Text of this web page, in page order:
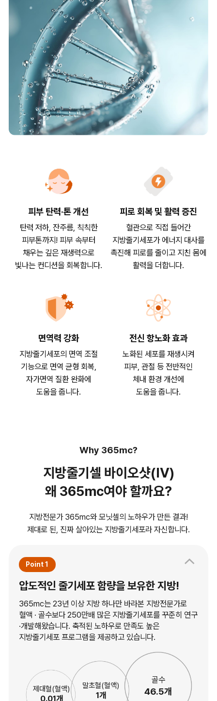
피부 탄력·톤 개선
탄력 저하, 잔주름, 칙칙한
피부톤까지! 피부 속부터
채우는 깊은 재생력으로
빛나는 컨디션을 회복합니다.
피로 회복 및 활력 증진
혈관으로 직접 들어간
지방줄기세포가 에너지 대사를
촉진해 피로를 줄이고 지친 몸에
활력을 더합니다.
면역력 강화
지방줄기세포의 면역 조절
기능으로 면역 균형 회복,
자가면역 질환 완화에
도움을 줍니다.
전신 항노화 효과
노화된 세포를 재생시켜
피부, 관절 등 전반적인
체내 환경 개선에
도움을 줍니다.
Why 365mc?
지방줄기셀 바이오샷(IV)
왜 365mc여야 할까요?
지방전문가 365mc와 모닛셀의 노하우가 만든 결과!
제대로 된, 진짜 살아있는 지방줄기세포라 자신합니다.
Point 1
압도적인 줄기세포 함량을 보유한 지방!
365mc는 23년 이상 지방 하나만 바라본 지방전문가로
혈액 · 골수보다 250만배 많은 지방줄기세포를 꾸준히 연구
·개발해왔습니다. 축적된 노하우로 만족도 높은
지방줄기세포 프로그램을 제공하고 있습니다.
제대혈(혈액)
0.01개
말초혈(혈액)
1개
골수
46.5개